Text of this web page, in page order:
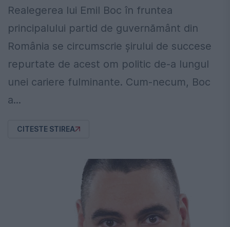
Realegerea lui Emil Boc în fruntea
principalului partid de guvernământ din
România se circumscrie şirului de succese
repurtate de acest om politic de-a lungul
unei cariere fulminante. Cum-necum, Boc
a...
CITESTE STIREA